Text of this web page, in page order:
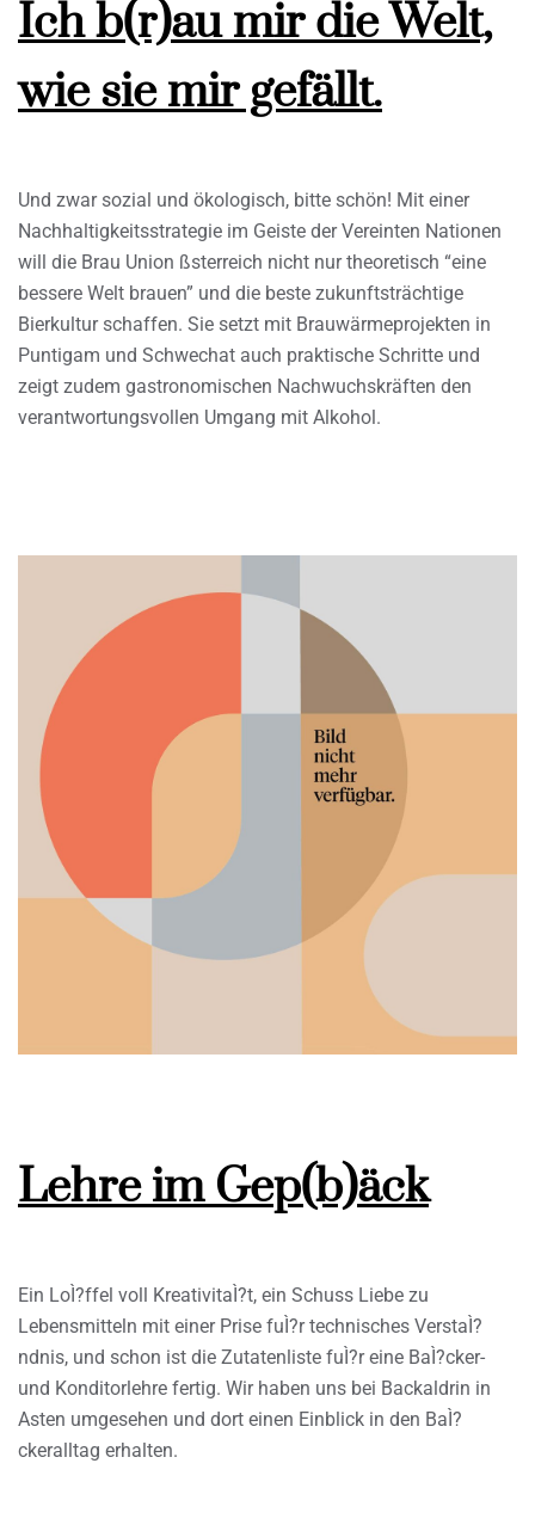
Ich b(r)au mir die Welt,
wie sie mir gefällt.
Und zwar sozial und ökologisch, bitte schön! Mit einer
Nachhaltigkeitsstrategie im Geiste der Vereinten Nationen
will die Brau Union ßsterreich nicht nur theoretisch “eine
bessere Welt brauen” und die beste zukunftsträchtige
Bierkultur schaffen. Sie setzt mit Brauwärmeprojekten in
Puntigam und Schwechat auch praktische Schritte und
zeigt zudem gastronomischen Nachwuchskräften den
verantwortungsvollen Umgang mit Alkohol.
Lehre im Gep(b)äck
Ein LoÌ?ffel voll KreativitaÌ?t, ein Schuss Liebe zu
Lebensmitteln mit einer Prise fuÌ?r technisches VerstaÌ?
ndnis, und schon ist die Zutatenliste fuÌ?r eine BaÌ?cker-
und Konditorlehre fertig. Wir haben uns bei Backaldrin in
Asten umgesehen und dort einen Einblick in den BaÌ?
ckeralltag erhalten.